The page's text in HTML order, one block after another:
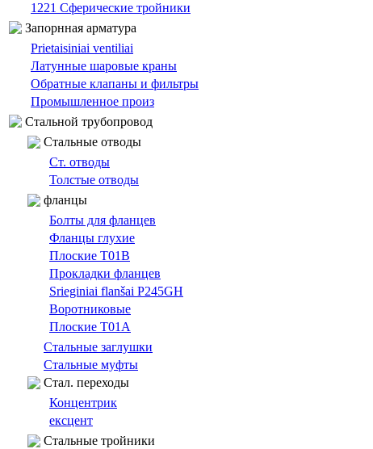
1221 Сферические тройники
Запорнная арматура
Prietaisiniai ventiliai
Латунные шаровые краны
Обратные клапаны и фильтры
Промышленное произ
Cтальной трубопровод
Cтальные oтводы
Ст. отводы
Толстые oтводы
фланцы
Болты для фланцев
Фланцы глухие
Плоские T01B
Прокладки фланцев
Srieginiai flanšai P245GH
Bоротниковыe
Плоские T01A
Cтальные заглушки
Стальные муфты
Cтал. переходы
Концентрик
ексцент
Стальные тройники